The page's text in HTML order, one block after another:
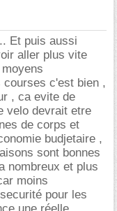
Et puis aussi
aller plus vite
courses c'est bien ,
, ca evite de
velo devrait etre
de corps et
budjetaire ,
sont bonnes
nombreux et plus
moins
pour les